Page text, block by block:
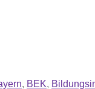
, BEK,